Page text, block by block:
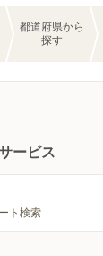
都道府県から
探す
ービス
ト検索